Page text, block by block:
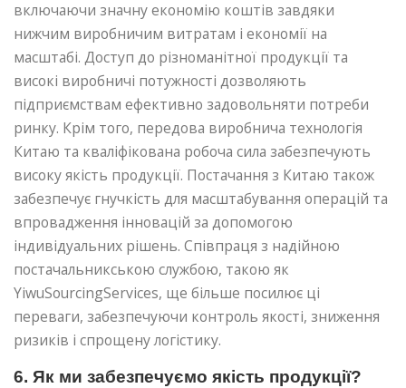
включаючи значну економію коштів завдяки
нижчим виробничим витратам і економії на
масштабі. Доступ до різноманітної продукції та
високі виробничі потужності дозволяють
підприємствам ефективно задовольняти потреби
ринку. Крім того, передова виробнича технологія
Китаю та кваліфікована робоча сила забезпечують
високу якість продукції. Постачання з Китаю також
забезпечує гнучкість для масштабування операцій та
впровадження інновацій за допомогою
індивідуальних рішень. Співпраця з надійною
постачальникською службою, такою як
YiwuSourcingServices, ще більше посилює ці
переваги, забезпечуючи контроль якості, зниження
ризиків і спрощену логістику.
6. Як ми забезпечуємо якість продукції?